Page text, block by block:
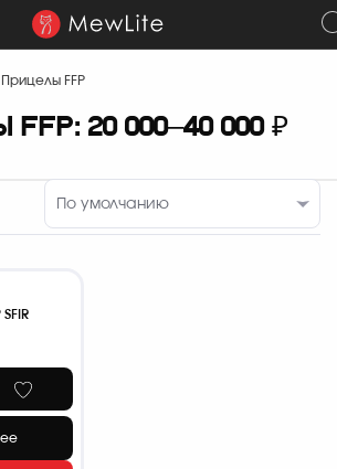
Прицелы FFP
20 000–40 000 ₽